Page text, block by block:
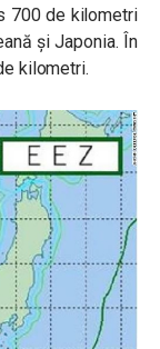
700 de kilometri
și Japonia. În
kilometri.